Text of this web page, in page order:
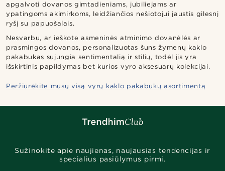
apgalvoti dovanos gimtadieniams, jubiliejams ar
ypatingoms akimirkoms, leidžiančios nešiotojui jaustis gilesnį
ryšį su papuošalais.
Nesvarbu, ar ieškote asmeninės atminimo dovanėlės ar
prasmingos dovanos, personalizuotas šuns žymenų kaklo
pakabukas sujungia sentimentalią ir stilių, todėl jis yra
išskirtinis papildymas bet kurios vyro aksesuarų kolekcijai.
Peržiūrėkite mūsų visą vyrų kaklo pakabukų asortimentą
Sužinokite apie naujienas, naujausias tendencijas ir
specialius pasiūlymus pirmi.